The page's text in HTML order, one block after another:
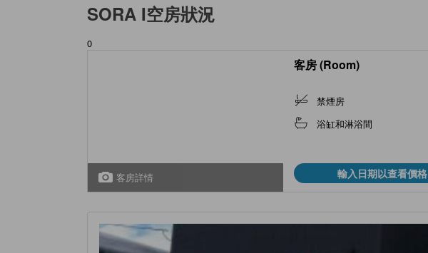
SORA I空房狀況
0
客房詳情
客房 (Room)
禁煙房
浴缸和淋浴間
輸入日期以查看價格